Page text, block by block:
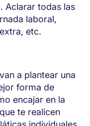
Aclarar todas las
laboral,
etc.
a plantear una
forma de
encajar en la
te realicen